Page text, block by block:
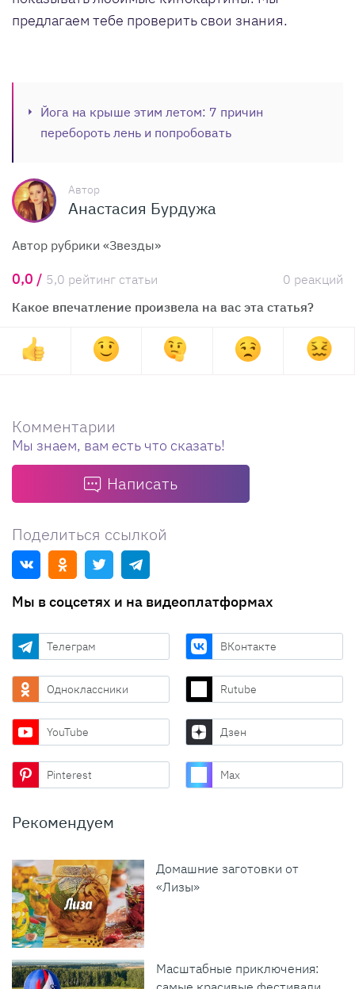
предлагаем тебе проверить свои знания.
Йога на крыше этим летом: 7 причин
перебороть лень и попробовать
Автор
Анастасия Бурдужа
Автор рубрики «Звезды»
0,0 / 5,0 рейтинг статьи
0 реакций
Какое впечатление произвела на вас эта статья?
Комментарии
Мы знаем, вам есть что сказать!
Написать
Поделиться ссылкой
Мы в соцсетях и на видеоплатформах
Телеграм ВКонтакте
Одноклассники Rutube
YouTube Дзен
Pinterest Max
Рекомендуем
Домашние заготовки от
«Лизы»
Масштабные приключения: